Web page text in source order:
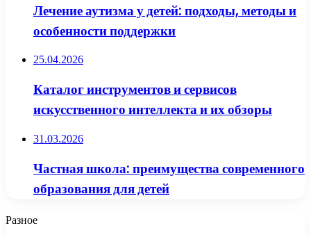
Лечение аутизма у детей: подходы, методы и
особенности поддержки
25.04.2026
Каталог инструментов и сервисов
искусственного интеллекта и их обзоры
31.03.2026
Частная школа: преимущества современного
образования для детей
Разное